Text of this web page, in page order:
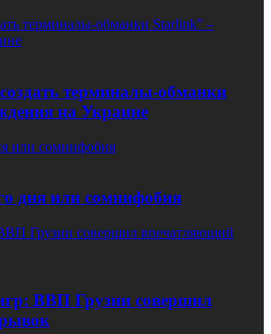
терминалы-обманки Starlink” –
терминалы-обманки
на Украине
или сомнифобия
дня или сомнифобия
Грузии совершил впечатляющий
ВВП Грузии совершил